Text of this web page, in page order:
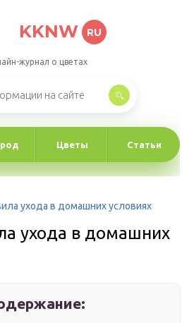
KKNW RU
журнал о цветах
Цветы Статьи
ухода в домашних условиях
ухода в домашних